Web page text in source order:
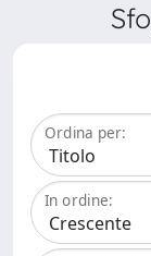
Ordina per:
In ordine: